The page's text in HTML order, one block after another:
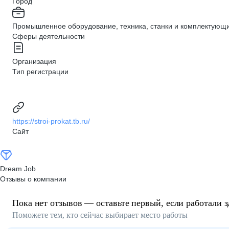
Промышленное оборудование, техника, станки и
Сферы деятельности
Организация
Тип регистрации
https://stroi-prokat.tb.ru/
Сайт
Dream Job
Отзывы о компании
Пока нет отзывов — оставьте первый, если работали
Поможете тем, кто сейчас выбирает место работы